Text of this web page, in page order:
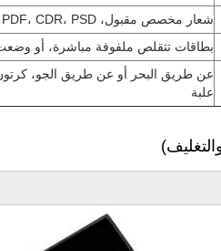
شعار مخصص مقبول، AI، PDF، CDR، PSD ملف مصدر 300 دبي على الأقل
بطاقات تتقلص ملفوفة مباشرة، أو
عن طريق البحر أو عن طريق الجو،
علبة